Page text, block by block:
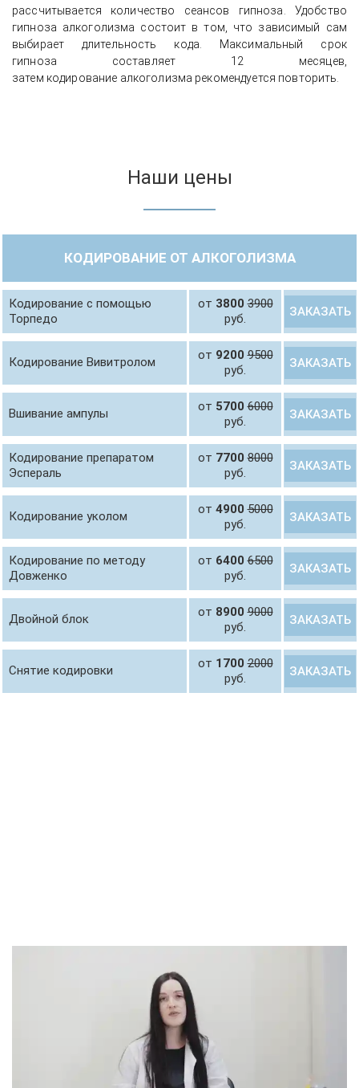
рассчитывается количество сеансов гипноза. Удобство
гипноза алкоголизма состоит в том, что зависимый сам
выбирает длительность кода. Максимальный срок
гипноза составляет 12 месяцев,
затем кодирование алкоголизма рекомендуется повторить.
Наши цены
КОДИРОВАНИЕ ОТ АЛКОГОЛИЗМА
Кодирование с помощью
Торпедо
от 38003900
руб.
ЗАКАЗАТЬ
Кодирование Вивитролом от 92009500
руб.
ЗАКАЗАТЬ
Вшивание ампулы от 57006000
руб.
ЗАКАЗАТЬ
Кодирование препаратом
Эспераль
от 77008000
руб.
ЗАКАЗАТЬ
Кодирование уколом от 49005000
руб.
ЗАКАЗАТЬ
Кодирование по методу
Довженко
от 64006500
руб.
ЗАКАЗАТЬ
Двойной блок от 89009000
руб.
ЗАКАЗАТЬ
Снятие кодировки от 17002000
руб.
ЗАКАЗАТЬ